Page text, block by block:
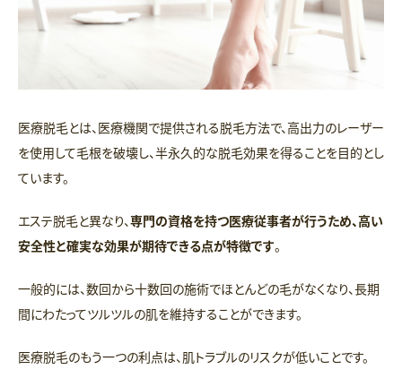
医療脱毛とは、医療機関で提供される脱毛方法で、高出力のレーザー
を使用して毛根を破壊し、半永久的な脱毛効果を得ることを目的とし
ています。
エステ脱毛と異なり、専門の資格を持つ医療従事者が行うため、高い
安全性と確実な効果が期待できる点が特徴です。
一般的には、数回から十数回の施術でほとんどの毛がなくなり、長期
間にわたってツルツルの肌を維持することができます。
医療脱毛のもう一つの利点は、肌トラブルのリスクが低いことです。